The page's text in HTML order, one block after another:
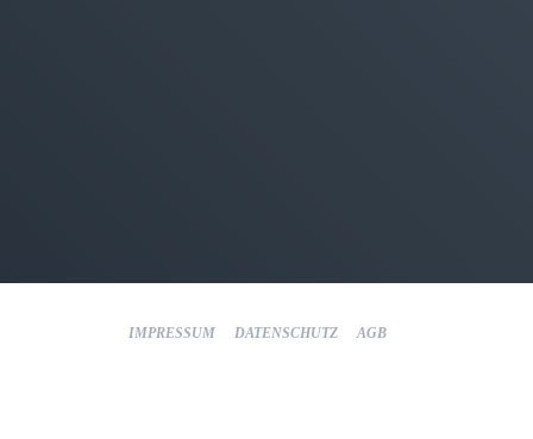
IMPRESSUM DATENSCHUTZ AGB